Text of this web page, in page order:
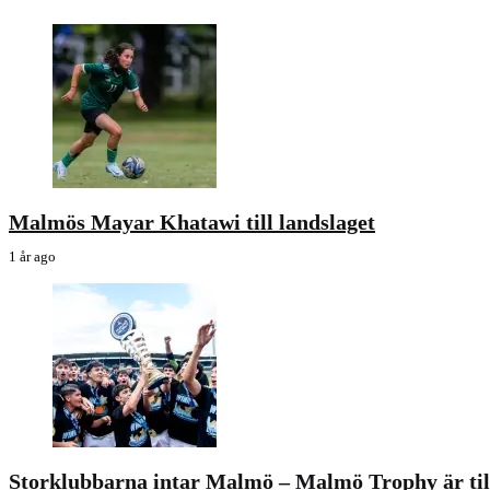
Malmös Mayar Khatawi till landslaget
1 år ago
Storklubbarna intar Malmö – Malmö Trophy är